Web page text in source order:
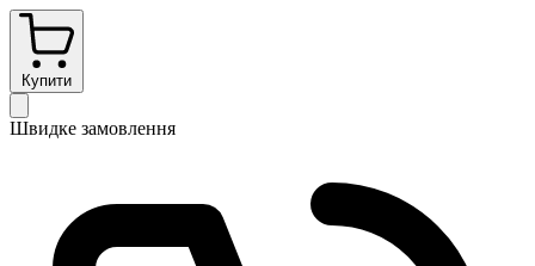
Купити
Швидке замовлення